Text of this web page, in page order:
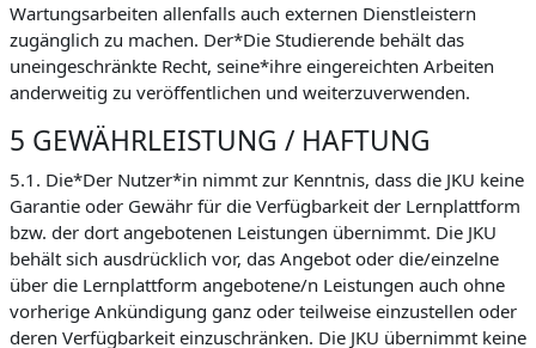
Wartungsarbeiten allenfalls auch externen Dienstleistern
zugänglich zu machen. Der*Die Studierende behält das
uneingeschränkte Recht, seine*ihre eingereichten Arbeiten
anderweitig zu veröffentlichen und weiterzuverwenden.
5 GEWÄHRLEISTUNG / HAFTUNG
5.1. Die*Der Nutzer*in nimmt zur Kenntnis, dass die JKU keine
Garantie oder Gewähr für die Verfügbarkeit der Lernplattform
bzw. der dort angebotenen Leistungen übernimmt. Die JKU
behält sich ausdrücklich vor, das Angebot oder die/einzelne
über die Lernplattform angebotene/n Leistungen auch ohne
vorherige Ankündigung ganz oder teilweise einzustellen oder
deren Verfügbarkeit einzuschränken. Die JKU übernimmt keine